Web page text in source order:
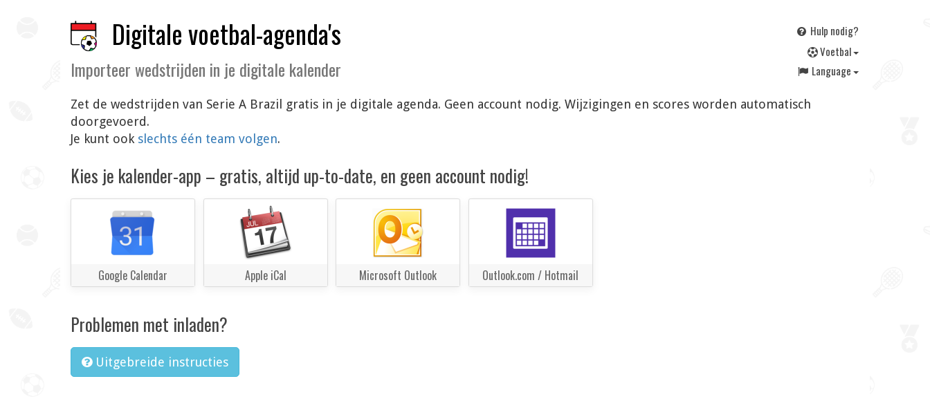
Digitale voetbal-agenda's
Importeer wedstrijden in je digitale kalender
Hulp nodig?
Voetbal
Language
Zet de wedstrijden van Serie A Brazil gratis in je digitale agenda. Geen account nodig. Wijzigingen en scores worden automatisch
doorgevoerd.
Je kunt ook slechts één team volgen.
Kies je kalender-app – gratis, altijd up-to-date, en geen account nodig!
Google Calendar Apple iCal Microsoft Outlook Outlook.com / Hotmail
Problemen met inladen?
Uitgebreide instructies